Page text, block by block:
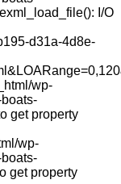
I/O
d31a-4d8e-
wp-
get property
wp-
get property